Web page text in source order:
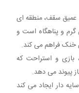
سقف، منطقه ای
گرم و پناهگاه است و
خنک فراهم می کند.
بازی و استراحت که
پیوند می دهد.
دار ایجاد می کند